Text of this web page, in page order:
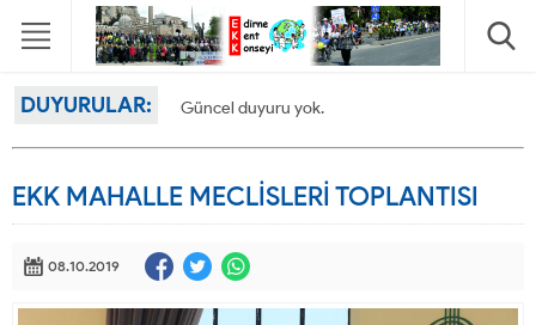
DUYURULAR: Güncel duyuru yok.
EKK MAHALLE MECLİSLERİ TOPLANTISI
08.10.2019